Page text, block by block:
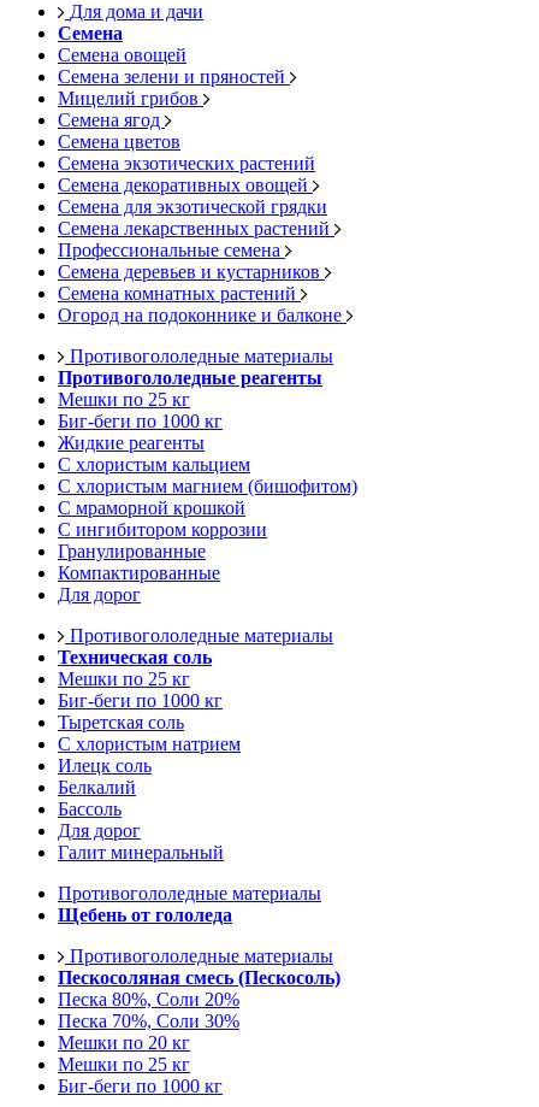
Для дома и дачи
Семена
Семена овощей
Семена зелени и пряностей
Мицелий грибов
Семена ягод
Семена цветов
Семена экзотических растений
Семена декоративных овощей
Семена для экзотической грядки
Семена лекарственных растений
Профессиональные семена
Семена деревьев и кустарников
Семена комнатных растений
Огород на подоконнике и балконе
Противогололедные материалы
Противогололедные реагенты
Мешки по 25 кг
Биг-беги по 1000 кг
Жидкие реагенты
С хлористым кальцием
С хлористым магнием (бишофитом)
С мраморной крошкой
С ингибитором коррозии
Гранулированные
Компактированные
Для дорог
Противогололедные материалы
Техническая соль
Мешки по 25 кг
Биг-беги по 1000 кг
Тыретская соль
С хлористым натрием
Илецк соль
Белкалий
Бассоль
Для дорог
Галит минеральный
Противогололедные материалы
Щебень от гололеда
Противогололедные материалы
Пескосоляная смесь (Пескосоль)
Песка 80%, Соли 20%
Песка 70%, Соли 30%
Мешки по 20 кг
Мешки по 25 кг
Биг-беги по 1000 кг